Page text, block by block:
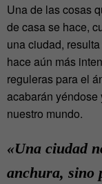
Una de las cosas
de casa se hace,
una ciudad,
hace aún más
reguleras para el
acabarán yéndose
nuestro mundo.
«Una ciudad
anchura, sino